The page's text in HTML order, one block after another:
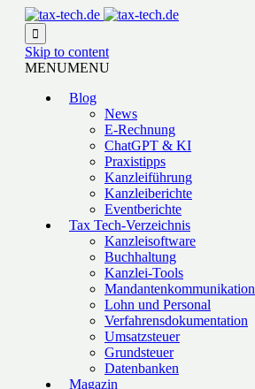

Skip to content
MENUMENU
Blog
News
E-Rechnung
ChatGPT & KI
Praxistipps
Kanzleiführung
Kanzleiberichte
Eventberichte
Tax Tech-Verzeichnis
Kanzleisoftware
Buchhaltung
Kanzlei-Tools
Mandantenkommunikation
Lohn und Personal
Verfahrensdokumentation
Umsatzsteuer
Grundsteuer
Datenbanken
Magazin